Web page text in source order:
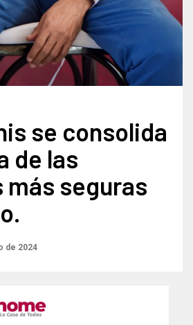
se consolida
de las
más seguras
de 2024